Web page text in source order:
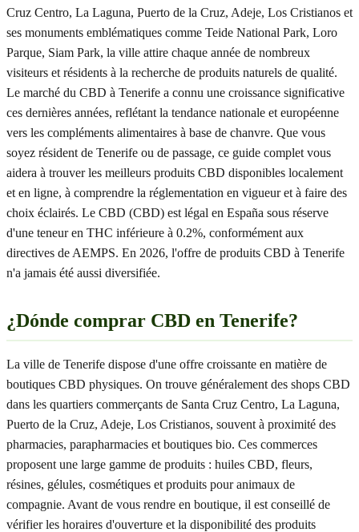
Cruz Centro, La Laguna, Puerto de la Cruz, Adeje, Los Cristianos et
ses monuments emblématiques comme Teide National Park, Loro
Parque, Siam Park, la ville attire chaque année de nombreux
visiteurs et résidents à la recherche de produits naturels de qualité.
Le marché du CBD à Tenerife a connu une croissance significative
ces dernières années, reflétant la tendance nationale et européenne
vers les compléments alimentaires à base de chanvre. Que vous
soyez résident de Tenerife ou de passage, ce guide complet vous
aidera à trouver les meilleurs produits CBD disponibles localement
et en ligne, à comprendre la réglementation en vigueur et à faire des
choix éclairés. Le CBD (CBD) est légal en España sous réserve
d'une teneur en THC inférieure à 0.2%, conformément aux
directives de AEMPS. En 2026, l'offre de produits CBD à Tenerife
n'a jamais été aussi diversifiée.
¿Dónde comprar CBD en Tenerife?
La ville de Tenerife dispose d'une offre croissante en matière de
boutiques CBD physiques. On trouve généralement des shops CBD
dans les quartiers commerçants de Santa Cruz Centro, La Laguna,
Puerto de la Cruz, Adeje, Los Cristianos, souvent à proximité des
pharmacies, parapharmacies et boutiques bio. Ces commerces
proposent une large gamme de produits : huiles CBD, fleurs,
résines, gélules, cosmétiques et produits pour animaux de
compagnie. Avant de vous rendre en boutique, il est conseillé de
vérifier les horaires d'ouverture et la disponibilité des produits